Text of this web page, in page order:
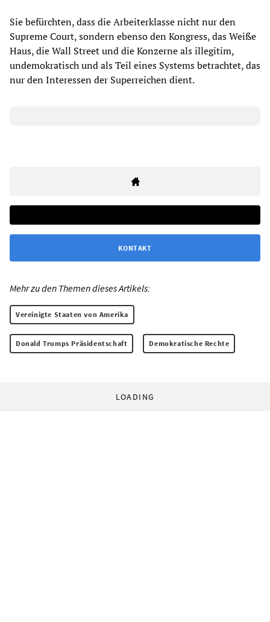
Sie befürchten, dass die Arbeiterklasse nicht nur den
Supreme Court, sondern ebenso den Kongress, das Weiße
Haus, die Wall Street und die Konzerne als illegitim,
undemokratisch und als Teil eines Systems betrachtet, das
nur den Interessen der Superreichen dient.
KONTAKT
Mehr zu den Themen dieses Artikels:
Vereinigte Staaten von Amerika
Donald Trumps Präsidentschaft Demokratische Rechte
LOADING